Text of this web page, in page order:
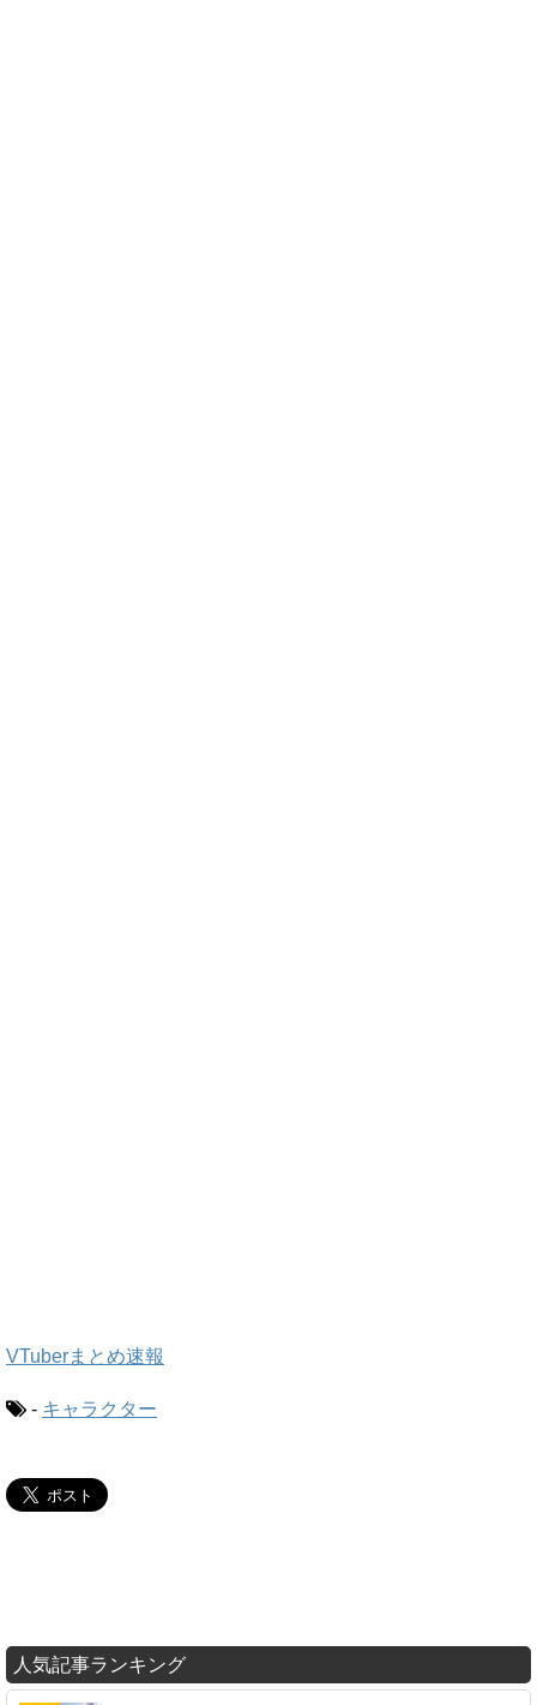
VTuberまとめ速報
- キャラクター
人気記事ランキング